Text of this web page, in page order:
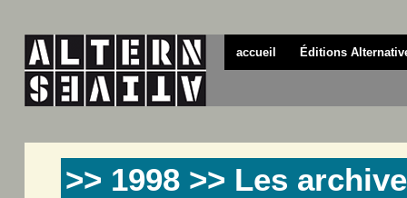
accueil Éditions
>> 1998 >> Les